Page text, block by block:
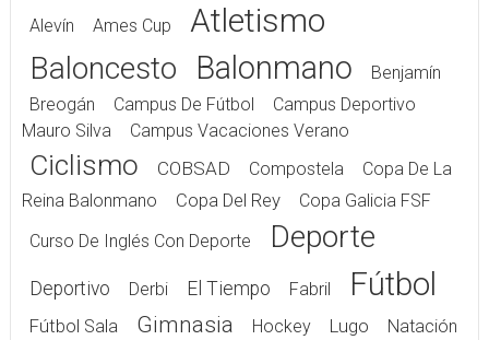
Alevín Ames Cup Atletismo
Baloncesto Balonmano
Benjamín
Breogán
Campus De Fútbol
Campus Deportivo
Mauro Silva
Campus Vacaciones Verano
Ciclismo COBSAD Compostela
Copa De La
Reina Balonmano
Copa Del Rey
Copa Galicia FSF
Curso De Inglés Con Deporte
Deporte
Deportivo Derbi El Tiempo Fabril Fútbol
Fútbol Sala Gimnasia Hockey Lugo Natación